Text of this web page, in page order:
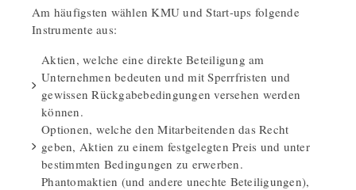
Am häufigsten wählen KMU und Start-ups folgende
Instrumente aus:
Aktien, welche eine direkte Beteiligung am
Unternehmen bedeuten und mit Sperrfristen und
gewissen Rückgabebedingungen versehen werden
können.
Optionen, welche den Mitarbeitenden das Recht
geben, Aktien zu einem festgelegten Preis und unter
bestimmten Bedingungen zu erwerben.
Phantomaktien (und andere unechte Beteiligungen),